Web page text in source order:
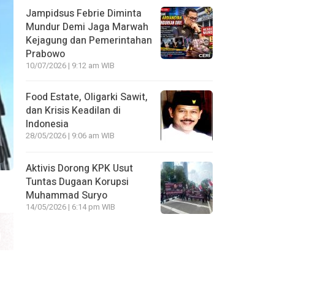
Jampidsus Febrie Diminta
Mundur Demi Jaga Marwah
Kejagung dan Pemerintahan
Prabowo
10/07/2026 | 9:12 am WIB
Food Estate, Oligarki Sawit,
dan Krisis Keadilan di
Indonesia
28/05/2026 | 9:06 am WIB
Aktivis Dorong KPK Usut
Tuntas Dugaan Korupsi
Muhammad Suryo
14/05/2026 | 6:14 pm WIB